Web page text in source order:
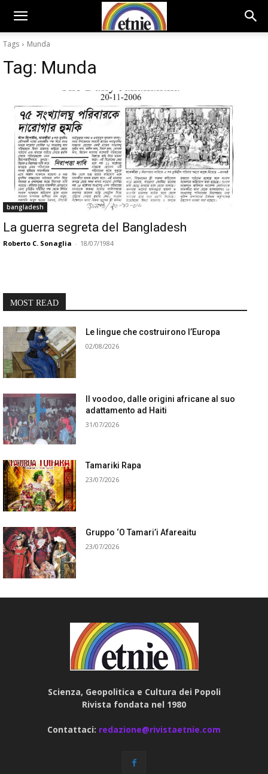
Tags Munda
Tag: Munda
bangladesh
La guerra segreta del Bangladesh
Roberto C. Sonaglia - 18/07/1984
MOST READ
Le lingue che costruirono l’Europa
02/08/2026
Il voodoo, dalle origini africane al suo
adattamento ad Haiti
31/07/2026
Tamariki Rapa
23/07/2026
Gruppo ‘O Tamari’i Afareaitu
23/07/2026
Scienza, Geopolitica e Cultura dei Popoli
Rivista fondata nel 1980
Contattaci: redazione@rivistaetnie.com